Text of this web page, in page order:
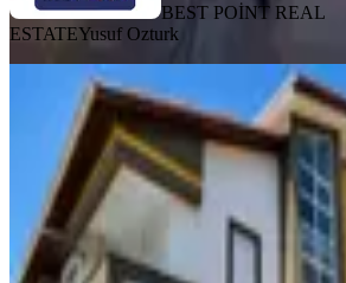
BEST POİNT REAL
ESTATEYusuf Ozturk
MANZARALI
Belek Baykan Golf
Eşyalı Tripleks
Serik, Belek Mahallesi
4+1·270 m² 30.07.2026